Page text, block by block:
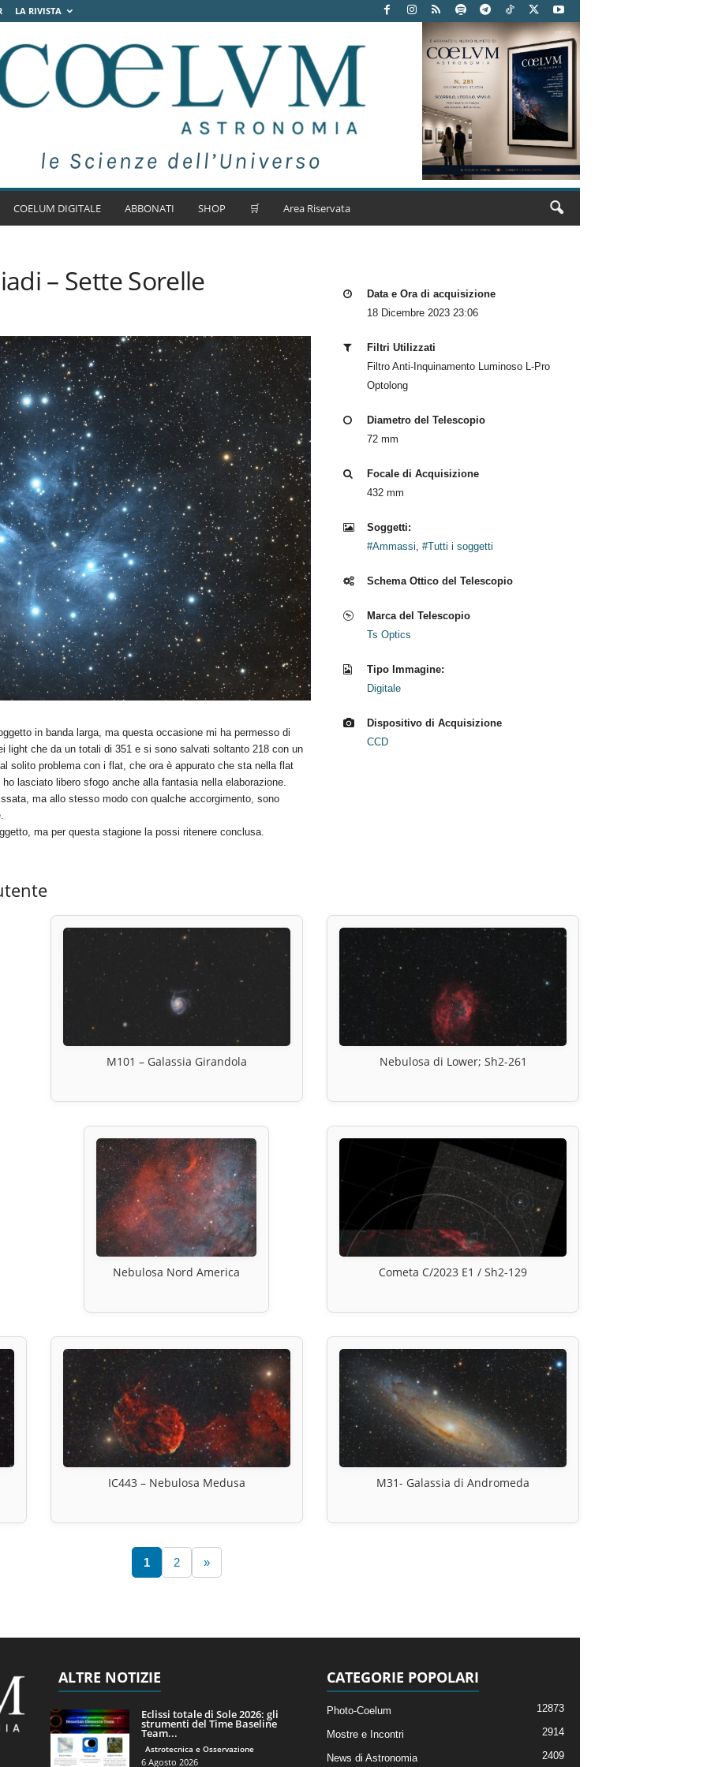
LA RIVISTA
COELUM DIGITALE ABBONATI SHOP 🛒 Area Riservata
– Sette Sorelle
in banda larga, ma questa occasione mi ha permesso di
light che da un totali di 351 e si sono salvati soltanto 218 con un
solito problema con i flat, che ora è appurato che sta nella flat
lasciato libero sfogo anche alla fantasia nella elaborazione.
ma allo stesso modo con qualche accorgimento, sono
ma per questa stagione la possi ritenere conclusa.
Data e Ora di acquisizione
18 Dicembre 2023 23:06
Filtri Utilizzati
Filtro Anti-Inquinamento Luminoso L-Pro
Optolong
Diametro del Telescopio
72 mm
Focale di Acquisizione
432 mm
Soggetti:
#Ammassi, #Tutti i soggetti
Schema Ottico del Telescopio
Marca del Telescopio
Ts Optics
Tipo Immagine:
Digitale
Dispositivo di Acquisizione
CCD
M101 – Galassia Girandola Nebulosa di Lower; Sh2-261
Nebulosa Nord America Cometa C/2023 E1 / Sh2-129
IC443 – Nebulosa Medusa M31- Galassia di Andromeda
1 2 »
ALTRE NOTIZIE
Eclissi totale di Sole 2026: gli
strumenti del Time Baseline
Team...
Astrotecnica e Osservazione
6 Agosto 2026
CATEGORIE POPOLARI
Photo-Coelum 12873
Mostre e Incontri 2914
News di Astronomia 2409